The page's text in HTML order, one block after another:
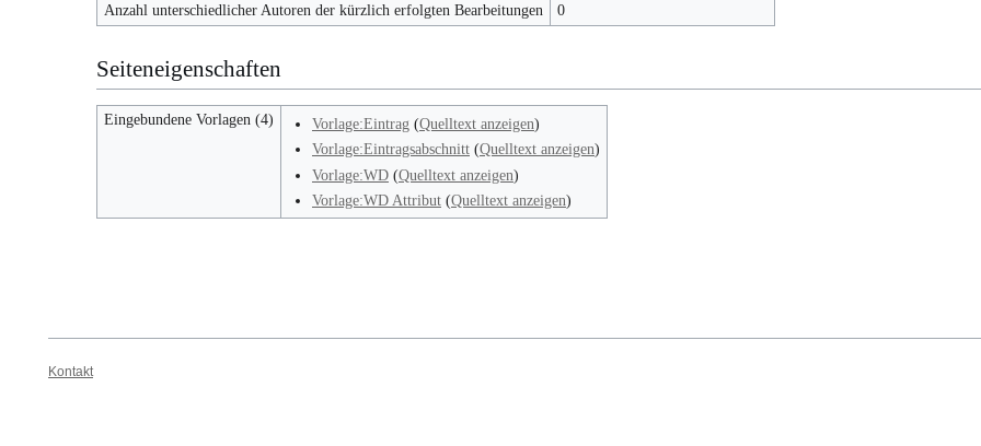
Anzahl unterschiedlicher Autoren der kürzlich erfolgten Bearbeitungen
0
Seiteneigenschaften
Eingebundene Vorlagen (4) Vorlage:Eintrag(Quelltext anzeigen)
Vorlage:Eintragsabschnitt(Quelltext anzeigen)
Vorlage:WD(Quelltext anzeigen)
Vorlage:WD Attribut(Quelltext anzeigen)
Kontakt